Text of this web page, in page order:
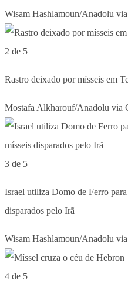
Wisam Hashlamoun/Anadolu
2 de 5
Rastro deixado por mísseis em
Mostafa Alkharouf/Anadolu via
3 de 5
Israel utiliza Domo de Ferro
disparados pelo Irã
Wisam Hashlamoun/Anadolu
4 de 5